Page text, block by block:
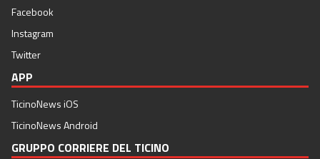
Facebook
Instagram
Twitter
APP
TicinoNews iOS
TicinoNews Android
GRUPPO CORRIERE DEL TICINO